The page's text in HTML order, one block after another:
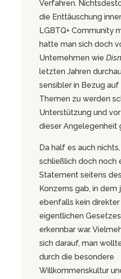
Verfahren.
die Enttäuschung
LGBTQ+ Community
hatte man sich doch
Unternehmen wie
letzten Jahren
sensibler in Bezug
Themen zu werden
Unterstützung und
dieser Angelegenheit
Da half es auch
schließlich doch noch
Statement seitens des
Konzerns gab, in dem
ebenfalls kein
eigentlichen
erkennbar war.
sich darauf, man
durch die besondere
Willkommenskultur